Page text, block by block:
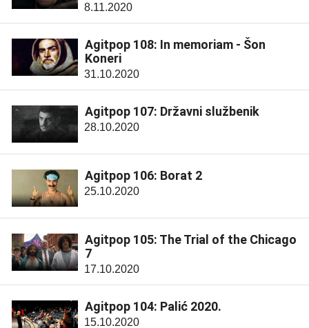
8.11.2020
Agitpop 108: In memoriam - Šon
Koneri
31.10.2020
Agitpop 107: Državni službenik
28.10.2020
Agitpop 106: Borat 2
25.10.2020
Agitpop 105: The Trial of the Chicago
7
17.10.2020
Agitpop 104: Palić 2020.
15.10.2020